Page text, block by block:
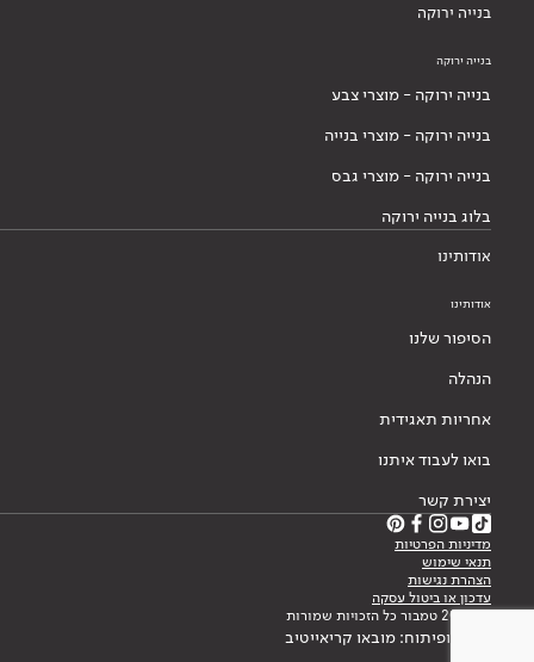
בנייה ירוקה
בנייה ירוקה
בנייה ירוקה - מוצרי צבע
בנייה ירוקה - מוצרי בנייה
בנייה ירוקה - מוצרי גבס
בלוג בנייה ירוקה
אודותינו
אודותינו
הסיפור שלנו
הנהלה
אחריות תאגידית
בואו לעבוד איתנו
יצירת קשר
מדיניות הפרטיות
תנאי שימוש
הצהרת נגישות
עדכון או ביטול עסקה
© 2026 טמבור כל הזכויות שמורות
עיצוב ופיתוח: מובאו קריאייטיב